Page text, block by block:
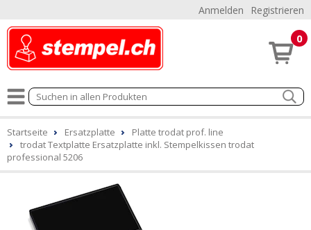
Anmelden Registrieren
0
Startseite Ersatzplatte
Platte trodat prof. line
trodat Textplatte Ersatzplatte inkl. Stempelkissen trodat
professional 5206